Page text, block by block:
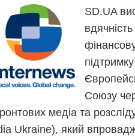
SD.UA
підтримку
Союзу
медіа та
Ukraine), який